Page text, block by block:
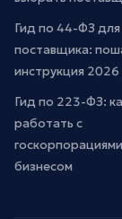
Гид по 44-ФЗ для
поставщика:
инструкция 2026
Гид по 223-ФЗ:
работать с
госкорпорациями
бизнесом